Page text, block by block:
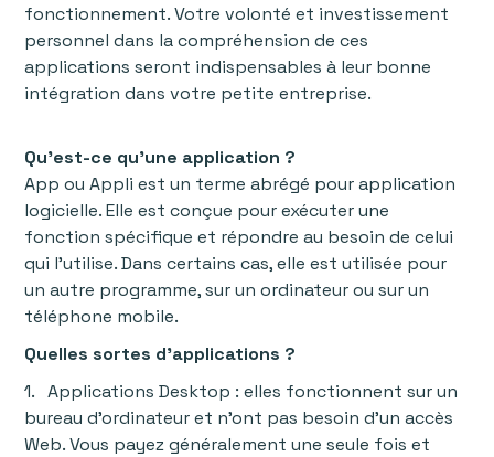
fonctionnement. Votre volonté et investissement
personnel dans la compréhension de ces
applications seront indispensables à leur bonne
intégration dans votre petite entreprise.
Qu'est-ce qu'une application ?
App ou Appli est un terme abrégé pour application
logicielle. Elle est conçue pour exécuter une
fonction spécifique et répondre au besoin de celui
qui l'utilise. Dans certains cas, elle est utilisée pour
un autre programme, sur un ordinateur ou sur un
téléphone mobile.
Quelles sortes d'applications ?
1. Applications Desktop : elles fonctionnent sur un
bureau d’ordinateur et n'ont pas besoin d'un accès
Web. Vous payez généralement une seule fois et